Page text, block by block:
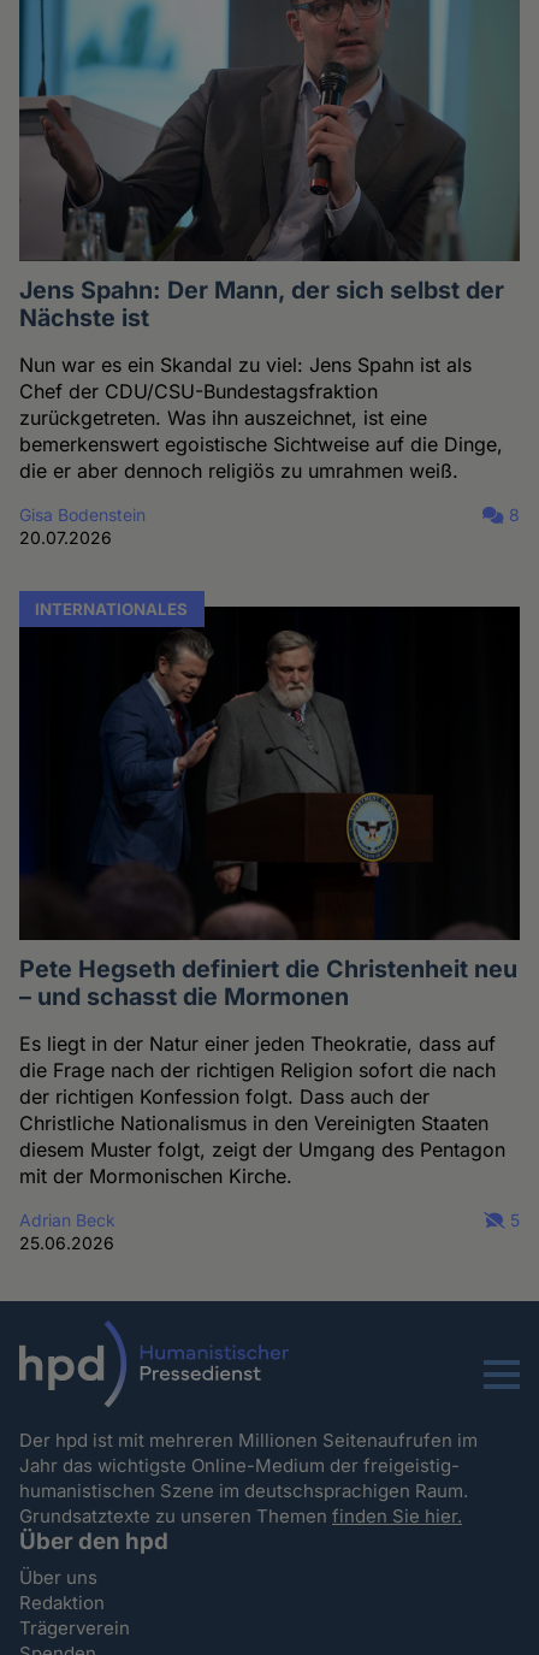
Jens Spahn: Der Mann, der sich selbst der
Nächste ist
Nun war es ein Skandal zu viel: Jens Spahn ist als
Chef der CDU/CSU-Bundestagsfraktion
zurückgetreten. Was ihn auszeichnet, ist eine
bemerkenswert egoistische Sichtweise auf die Dinge,
die er aber dennoch religiös zu umrahmen weiß.
Gisa Bodenstein
20.07.2026
8
INTERNATIONALES
Pete Hegseth definiert die Christenheit neu
– und schasst die Mormonen
Es liegt in der Natur einer jeden Theokratie, dass auf
die Frage nach der richtigen Religion sofort die nach
der richtigen Konfession folgt. Dass auch der
Christliche Nationalismus in den Vereinigten Staaten
diesem Muster folgt, zeigt der Umgang des Pentagon
mit der Mormonischen Kirche.
Adrian Beck
25.06.2026
5
Menu
Der hpd ist mit mehreren Millionen Seitenaufrufen im
Jahr das wichtigste Online-Medium der freigeistig-
humanistischen Szene im deutschsprachigen Raum.
Grundsatztexte zu unseren Themenfinden Sie hier.
Über den hpd
Über uns
Redaktion
Trägerverein